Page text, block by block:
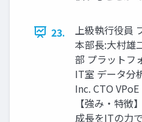
23.
上級執行役員
本部長:大村雄
部 プラットフ
IT室 データ分
Inc. CTO
【強み・特徴
成長をITの力